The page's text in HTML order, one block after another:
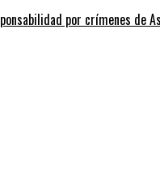
por crímenes de